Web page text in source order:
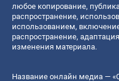
любое копирование,
распространение,
использованием,
распространение,
изменения материала.
Название онлайн медиа —